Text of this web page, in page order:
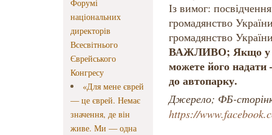
Форумі
національних
директорів
Всесвітнього
Єврейського
Конгресу
«Для мене єврей
— це єврей. Немає
значення, де він
живе. Ми — одна
Із вимог:
громадянство
громадянство
ВАЖЛИВО; Якщо у
можете його
до автопарку.
Джерело; ФБ-
https://